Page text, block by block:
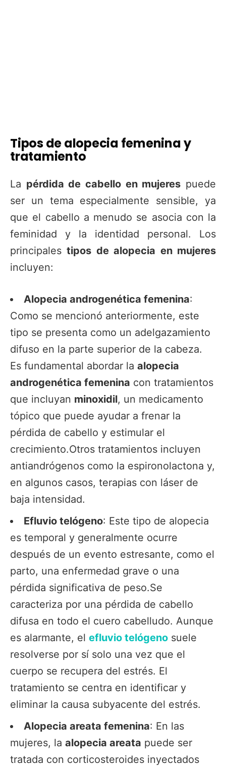
Tipos de alopecia femenina y
tratamiento
La pérdida de cabello en mujeres puede
ser un tema especialmente sensible, ya
que el cabello a menudo se asocia con la
feminidad y la identidad personal. Los
principalestipos de alopecia en mujeres
incluyen:
Alopecia androgenética femenina:
Como se mencionó anteriormente, este
tipo se presenta como un adelgazamiento
difuso en la parte superior de la cabeza.
Es fundamental abordar la alopecia
androgenética femenina con tratamientos
que incluyan minoxidil, un medicamento
tópico que puede ayudar a frenar la
pérdida de cabello y estimular el
crecimiento.Otros tratamientos incluyen
antiandrógenos como la espironolactona y,
en algunos casos, terapias con láser de
baja intensidad.
Efluvio telógeno: Este tipo de alopecia
es temporal y generalmente ocurre
después de un evento estresante, como el
parto, una enfermedad grave o una
pérdida significativa de peso.Se
caracteriza por una pérdida de cabello
difusa en todo el cuero cabelludo. Aunque
es alarmante, el efluvio telógeno suele
resolverse por sí solo una vez que el
cuerpo se recupera del estrés. El
tratamiento se centra en identificar y
eliminar la causa subyacente del estrés.
Alopecia areata femenina: En las
mujeres, la alopecia areata puede ser
tratada con corticosteroides inyectados